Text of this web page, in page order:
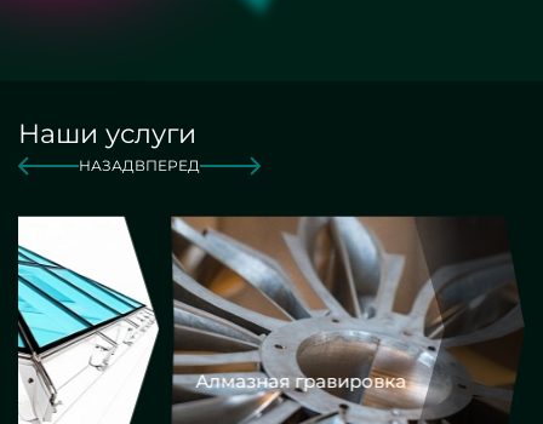
Наши услуги
НАЗАДВПЕРЕД
Алмазная гравировка